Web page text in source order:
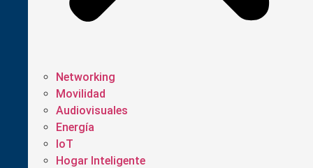
Networking
Movilidad
Audiovisuales
Energía
IoT
Hogar Inteligente